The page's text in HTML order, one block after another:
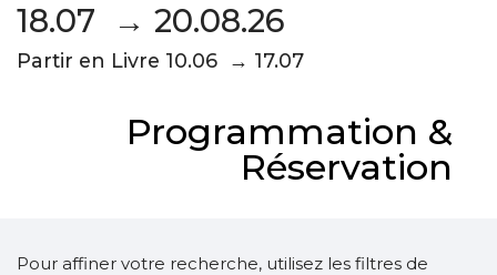
18.07 → 20.08.26
Partir en Livre 10.06 → 17.07
Programmation &
Réservation
Pour affiner votre recherche, utilisez les filtres de